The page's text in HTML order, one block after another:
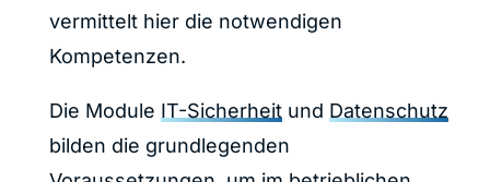
vermittelt hier die notwendigen
Kompetenzen.
Die Module IT-Sicherheitund Datenschutz
bilden die grundlegenden